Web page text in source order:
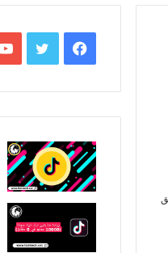
فيسبوكتويتر